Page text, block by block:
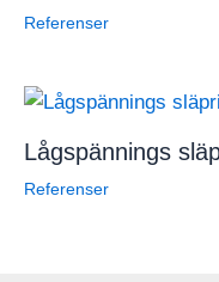
Referenser
Lågspännings
Referenser